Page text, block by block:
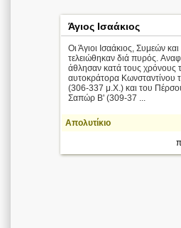
Άγιος Ισαάκιος
Οι Άγιοι Ισαάκιος, Συμεών
τελειώθηκαν διά πυρός.
άθλησαν κατά τους χρόνους
αυτοκράτορα Κωνσταντίνου
(306-337 μ.Χ.) και του
Σαπώρ Β' (309-37 ...
Απολυτίκιο